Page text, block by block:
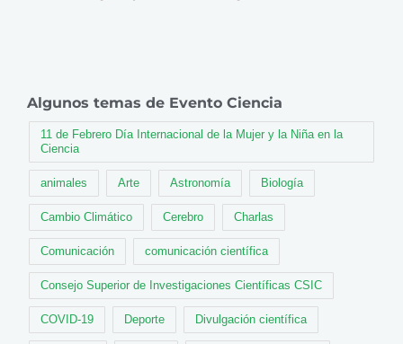
Algunos temas de Evento Ciencia
11 de Febrero Día Internacional de la Mujer y la Niña en la
Ciencia
animales Arte Astronomía Biología
Cambio Climático Cerebro Charlas
Comunicación comunicación científica
Consejo Superior de Investigaciones Científicas CSIC
COVID-19 Deporte Divulgación científica